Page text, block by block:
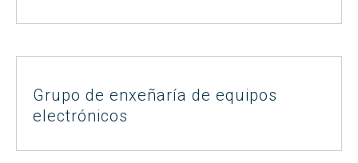
Grupo de enxeñaría de equipos
electrónicos